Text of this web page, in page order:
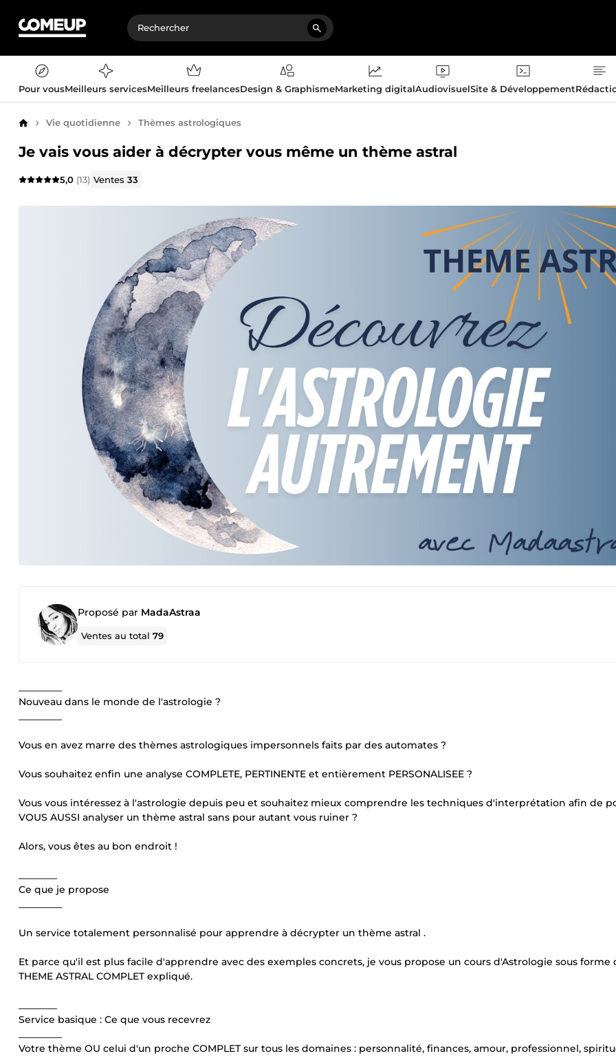
Pour vousMeilleurs servicesMeilleurs freelancesDesign & GraphismeMarketing digitalAudiovisuelSite & Développement
AccueilVie quotidienne Thèmes astrologiques
Je vais vous aider à décrypter vous même un thème astral
5,0 (13) Ventes33
Proposé par MadaAstraa
Ventes au total79
Nouveau dans le monde de l'astrologie ?
Vous en avez marre des thèmes astrologiques impersonnels faits par des automates ?
Vous souhaitez enfin une analyse COMPLETE, PERTINENTE et entièrement PERSONALISEE ?
Vous vous intéressez à l'astrologie depuis peu et souhaitez mieux comprendre les techniques d'interprétation afin de
VOUS AUSSI analyser un thème astral sans pour autant vous ruiner ?
Alors, vous êtes au bon endroit !
Ce que je propose
Un service totalement personnalisé pour apprendre à décrypter un thème astral .
Et parce qu'il est plus facile d'apprendre avec des exemples concrets, je vous propose un cours d'Astrologie sous forme
THEME ASTRAL COMPLET expliqué.
Service basique : Ce que vous recevrez
Votre thème OU celui d'un proche COMPLET sur tous les domaines : personnalité, finances, amour, professionnel,